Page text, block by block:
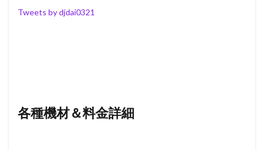
Tweets by djdai0321
各種機材＆料金詳細